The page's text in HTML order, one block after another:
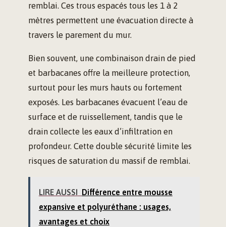
remblai. Ces trous espacés tous les 1 à 2
mètres permettent une évacuation directe à
travers le parement du mur.
Bien souvent, une combinaison drain de pied
et barbacanes offre la meilleure protection,
surtout pour les murs hauts ou fortement
exposés. Les barbacanes évacuent l’eau de
surface et de ruissellement, tandis que le
drain collecte les eaux d’infiltration en
profondeur. Cette double sécurité limite les
risques de saturation du massif de remblai.
LIRE AUSSI
Différence entre mousse
expansive et polyuréthane : usages,
avantages et choix